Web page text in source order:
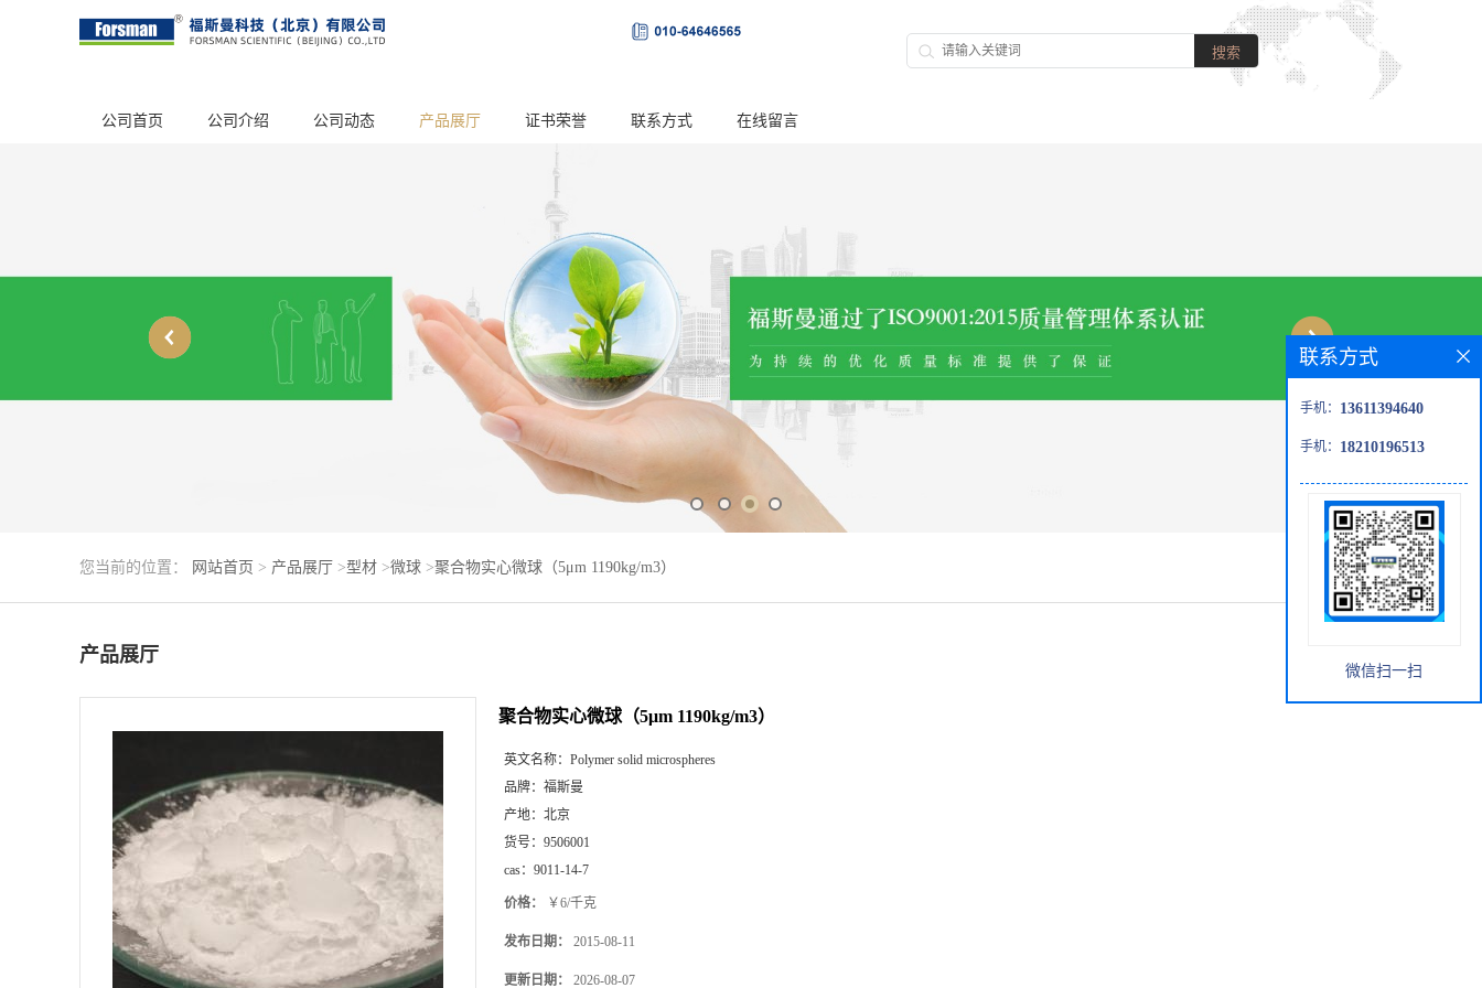
公司首页 公司介绍 公司动态 产品展厅 证书荣誉 联系方式 在线留言
您当前的位置： 网站首页 > 产品展厅 >型材 >微球 >聚合物实心微球（5μm 1190kg/m3）
产品展厅
聚合物实心微球（5μm 1190kg/m3）
英文名称： Polymer solid microspheres
品牌： 福斯曼
产地： 北京
货号： 9506001
cas： 9011-14-7
价格： ￥6/千克
发布日期： 2015-08-11
更新日期： 2026-08-07
联系方式
手机： 13611394640
手机： 18210196513
微信扫一扫